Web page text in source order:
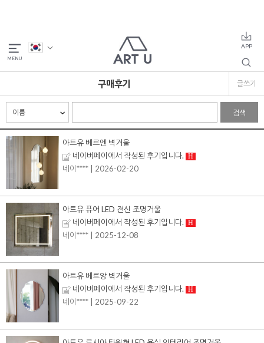
구매후기 글쓰기
검색
아트유 베르엔 벽거울
네이버페이에서 작성된 후기입니다.
H
네이**** | 2026-02-20
아트유 퓨어 LED 전신 조명거울
네이버페이에서 작성된 후기입니다.
H
네이**** | 2025-12-08
아트유 베르앙 벽거울
네이버페이에서 작성된 후기입니다.
H
네이**** | 2025-09-22